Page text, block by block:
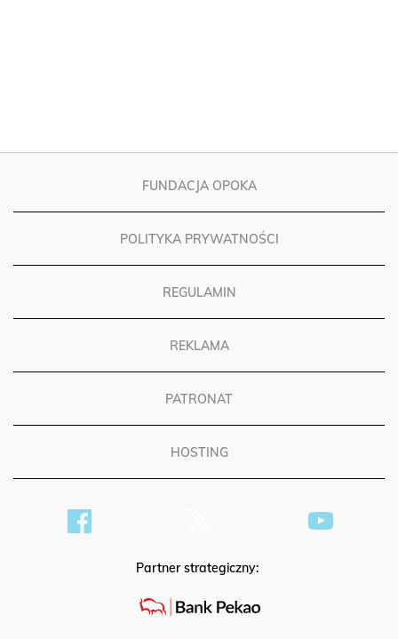
FUNDACJA OPOKA
POLITYKA PRYWATNOŚCI
REGULAMIN
REKLAMA
PATRONAT
HOSTING
Partner strategiczny: